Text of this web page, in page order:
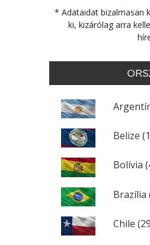
* Adataidat bizalmasan
ki, kizárólag arra
Belize
Bolívia
Brazília
Chile